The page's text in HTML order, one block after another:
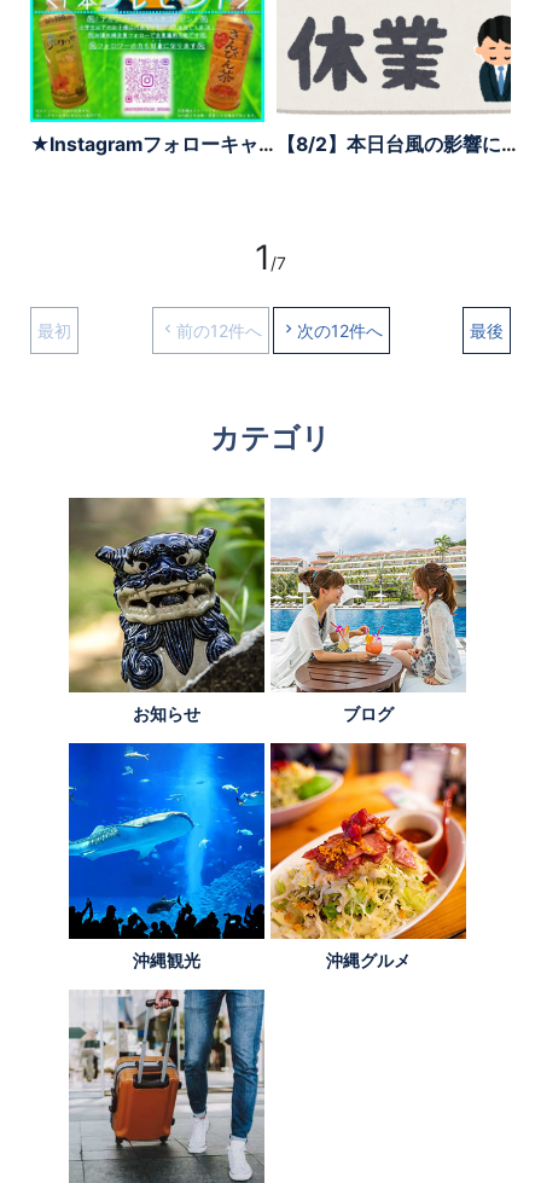
★Instagramフォローキャンペーン実施★ 【8/2】本日台風の影響により臨時休業いたします
1 /7
最初 最後
前の12件へ 次の12件へ
カテゴリ
お知らせ ブログ
沖縄観光 沖縄グルメ